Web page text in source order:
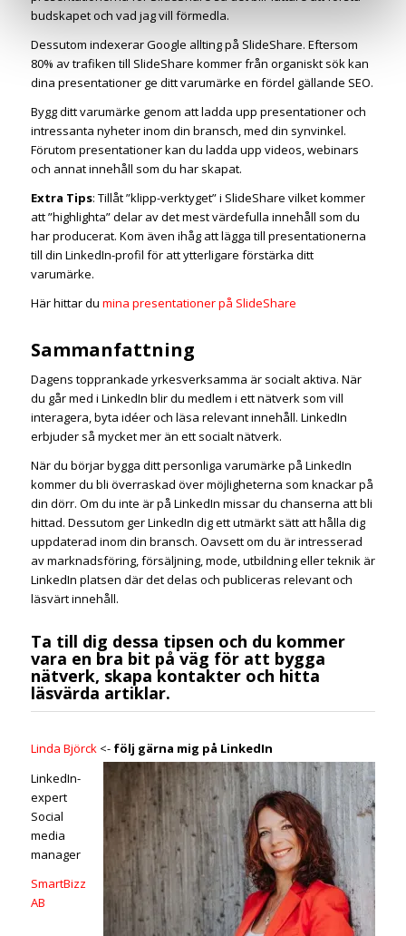
budskapet och vad jag vill förmedla.
Dessutom indexerar Google allting på SlideShare. Eftersom
80% av trafiken till SlideShare kommer från organiskt sök kan
dina presentationer ge ditt varumärke en fördel gällande SEO.
Bygg ditt varumärke genom att ladda upp presentationer och
intressanta nyheter inom din bransch, med din synvinkel.
Förutom presentationer kan du ladda upp videos, webinars
och annat innehåll som du har skapat.
Extra Tips: Tillåt ”klipp-verktyget” i SlideShare vilket kommer
att ”highlighta” delar av det mest värdefulla innehåll som du
har producerat. Kom även ihåg att lägga till presentationerna
till din LinkedIn-profil för att ytterligare förstärka ditt
varumärke.
Här hittar du mina presentationer på SlideShare
Sammanfattning
Dagens topprankade yrkesverksamma är socialt aktiva. När
du går med i LinkedIn blir du medlem i ett nätverk som vill
interagera, byta idéer och läsa relevant innehåll. LinkedIn
erbjuder så mycket mer än ett socialt nätverk.
När du börjar bygga ditt personliga varumärke på LinkedIn
kommer du bli överraskad över möjligheterna som knackar på
din dörr. Om du inte är på LinkedIn missar du chanserna att bli
hittad. Dessutom ger LinkedIn dig ett utmärkt sätt att hålla dig
uppdaterad inom din bransch. Oavsett om du är intresserad
av marknadsföring, försäljning, mode, utbildning eller teknik är
LinkedIn platsen där det delas och publiceras relevant och
läsvärt innehåll.
Ta till dig dessa tipsen och du kommer
vara en bra bit på väg för att bygga
nätverk, skapa kontakter och hitta
läsvärda artiklar.
Linda Björck<- följ gärna mig på LinkedIn
LinkedIn-
expert
Social
media
manager
SmartBizz
AB